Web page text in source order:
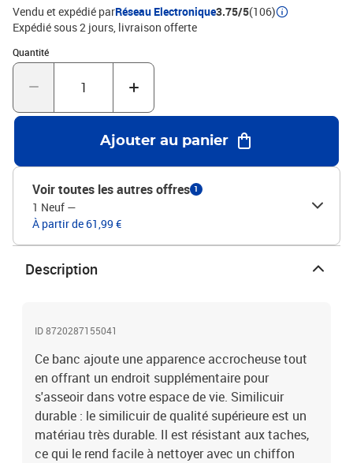
noirMatériau : similicuir (75 % chlorure de polyvinyle, 5 % coton, 20
% polyester), contreplaquéMatériau de remplissage :
mousseDimensions : 100 x 30 x 30 cm (l x P x H)
Vendu et expédié parRéseau Electronique3.75/5(106)
Expédié sous 2 jours livraison offerte
Quantité
Quantité : 1
Ajouter au panier
Voir toutes les autres offres 1
1 Neuf —
À partir de 61,99 €
Description
ID 8720287155041
Ce banc ajoute une apparence accrocheuse tout
en offrant un endroit supplémentaire pour
s'asseoir dans votre espace de vie. Similicuir
durable : le similicuir de qualité supérieure est un
matériau très durable. Il est résistant aux taches,
ce qui le rend facile à nettoyer avec un chiffon